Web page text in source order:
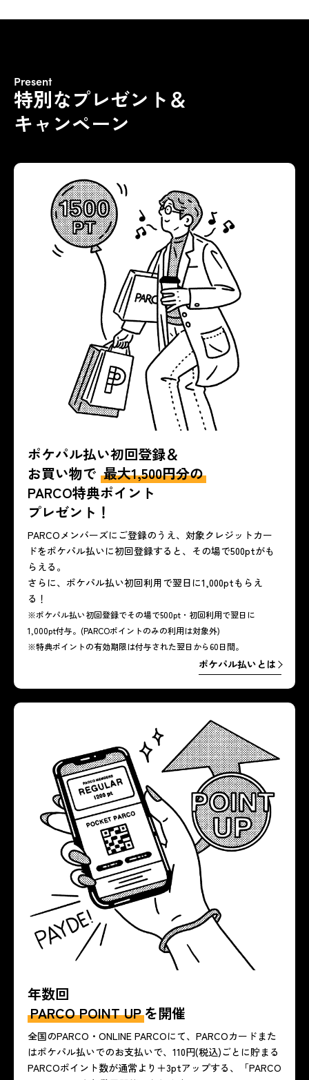
Present
特別なプレゼント＆
キャンペーン
ポケパル払い初回登録＆
お買い物で 最大1,500円分の
PARCO特典ポイント
プレゼント！
PARCOメンバーズにご登録のうえ、対象クレジットカー
ドをポケパル払いに初回登録すると、その場で500ptがも
らえる。
さらに、ポケパル払い初回利用で翌日に1,000ptもらえ
る！
※ポケパル払い初回登録でその場で500pt・初回利用で翌日に
1,000pt付与。(PARCOポイントのみの利用は対象外)
※特典ポイントの有効期限は付与された翌日から60日間。
ポケパル払いとは
ポケパル払いとは
年数回
PARCO POINT UP を開催
全国のPARCO・ONLINE PARCOにて、PARCOカードまた
はポケパル払いでのお支払いで、110円(税込)ごとに貯まる
PARCOポイント数が通常より＋3ptアップする、「PARCO